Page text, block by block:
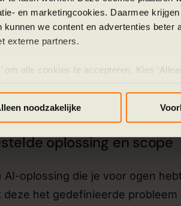
en marketingcookies. Daarmee
kunnen we content en advertenties
externe partners.
om alle cookies te accepteren. Kies
noodzakelijke
kosten of een slechte
wil je bereiken met de AI-
"het reduceren van de
de meeste waarde kan
oplossing en scope
AI-oplossing die je voor ogen
deze het gedefinieerde